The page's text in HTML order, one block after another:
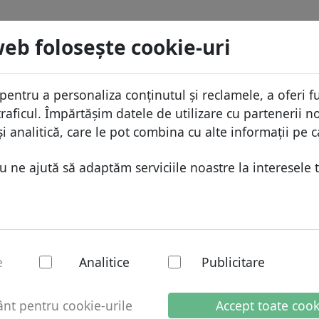
foloseşte cookie-uri
a personaliza conținutul și reclamele, a oferi
Împărtășim datele de utilizare cu partenerii
analitică, care le pot combina cu alte informații pe
ne ajută să adaptăm serviciile noastre la interesele
Analitice Publicitare
pentru cookie-urile
Accept toate
domeniilor
Domenii africane
Domenii asiatice
Domenii europene
Domenii australiene
de preţuri
Caută
Protecţia ID
Gazduire DNS
WHOIS
Blog
De
.cg Caută